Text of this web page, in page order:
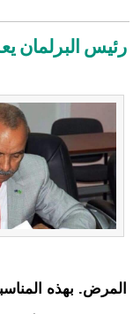
رئيس البرلمان
المرض. بهذه